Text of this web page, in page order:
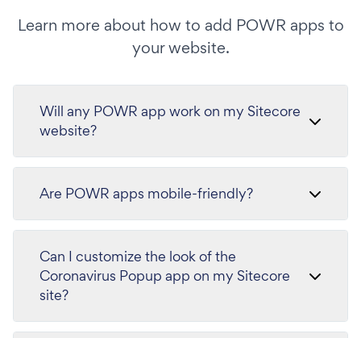
Learn more about how to add POWR apps to
your website.
Will any POWR app work on my Sitecore
website?
Are POWR apps mobile-friendly?
Can I customize the look of the
Coronavirus Popup app on my Sitecore
site?